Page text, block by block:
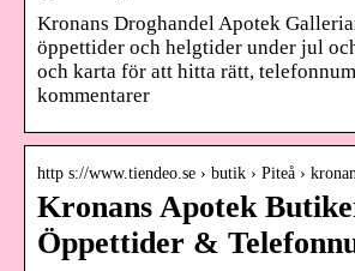
Kronans Droghandel Apotek
öppettider och helgtider under jul
och karta för att hitta rätt,
kommentarer
http s://www.tiendeo.se › butik › Piteå ›
Kronans Apotek
Öppettider &